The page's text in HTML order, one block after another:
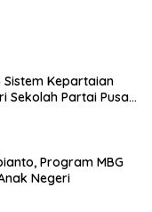
Kepartaian
Sekolah Partai Pusat
Program MBG
Negeri